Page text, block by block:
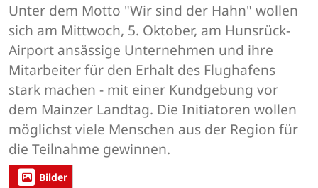
Unter dem Motto "Wir sind der Hahn" wollen
sich am Mittwoch, 5. Oktober, am Hunsrück-
Airport ansässige Unternehmen und ihre
Mitarbeiter für den Erhalt des Flughafens
stark machen - mit einer Kundgebung vor
dem Mainzer Landtag. Die Initiatoren wollen
möglichst viele Menschen aus der Region für
die Teilnahme gewinnen.
Bilder